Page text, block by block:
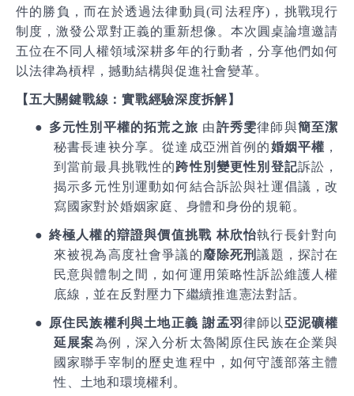
件的勝負，而在於透過法律動員(司法程序) ，挑戰現行
制度，激發公眾對正義的重新想像。本次圓桌論壇邀請
五位在不同人權領域深耕多年的行動者，分享他們如何
以法律為槓桿，撼動結構與促進社會變革。
【五大關鍵戰線：實戰經驗深度拆解】
● 多元性別平權的拓荒之旅 由許秀雯律師與簡至潔
秘書長連袂分享。從達成亞洲首例的婚姻平權 ，
到當前最具挑戰性的跨性別變更性別登記訴訟，
揭示多元性別運動如何結合訴訟與社運倡議，改
寫國家對於婚姻家庭、身體和身份的規範。
● 終極人權的辯證與價值挑戰 林欣怡執行長針對向
來被視為高度社會爭議的廢除死刑議題，探討在
民意與體制之間，如何運用策略性訴訟維護人權
底線，並在反對壓力下繼續推進憲法對話。
● 原住民族權利與土地正義 謝孟羽 律師以 亞泥礦權
延展案為例，深入分析太魯閣原住民族在企業與
國家聯手宰制的歷史進程中，如何守護部落主體
性、土地和環境權利。